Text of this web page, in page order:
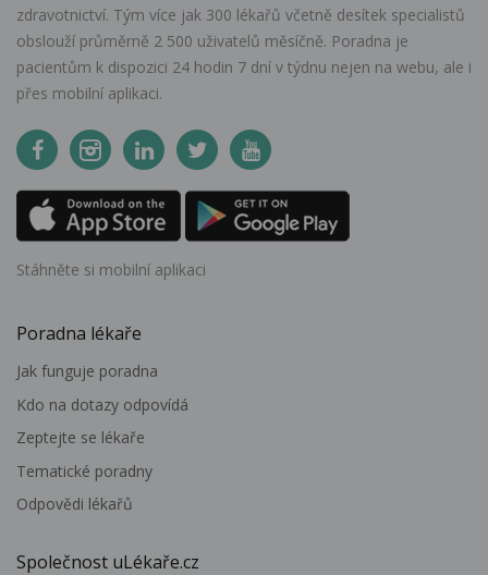
zdravotnictví. Tým více jak 300 lékařů včetně desítek specialistů
obslouží průměrně 2 500 uživatelů měsíčně. Poradna je
pacientům k dispozici 24 hodin 7 dní v týdnu nejen na webu, ale i
přes mobilní aplikaci.
Stáhněte si mobilní aplikaci
Poradna lékaře
Jak funguje poradna
Kdo na dotazy odpovídá
Zeptejte se lékaře
Tematické poradny
Odpovědi lékařů
Společnost uLékaře.cz